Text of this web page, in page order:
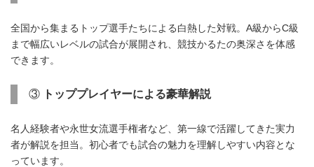
全国から集まるトップ選手たちによる白熱した対戦。A級からC級
まで幅広いレベルの試合が展開され、競技かるたの奥深さを体感
できます。
③ トッププレイヤーによる豪華解説
名人経験者や永世女流選手権者など、第一線で活躍してきた実力
者が解説を担当。初心者でも試合の魅力を理解しやすい内容とな
っています。